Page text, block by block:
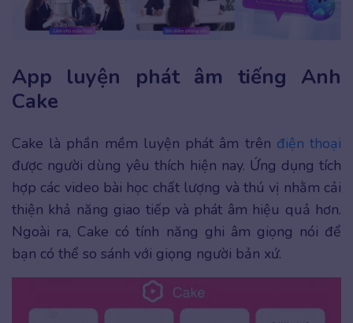
App luyện phát âm tiếng Anh
Cake
Cake là phần mềm luyện phát âm trên điện thoại
được người dùng yêu thích hiện nay. Ứng dụng tích
hợp các video bài học chất lượng và thú vị nhằm cải
thiện khả năng giao tiếp và phát âm hiệu quả hơn.
Ngoài ra, Cake có tính năng ghi âm giọng nói để
bạn có thể so sánh với giọng người bản xứ.